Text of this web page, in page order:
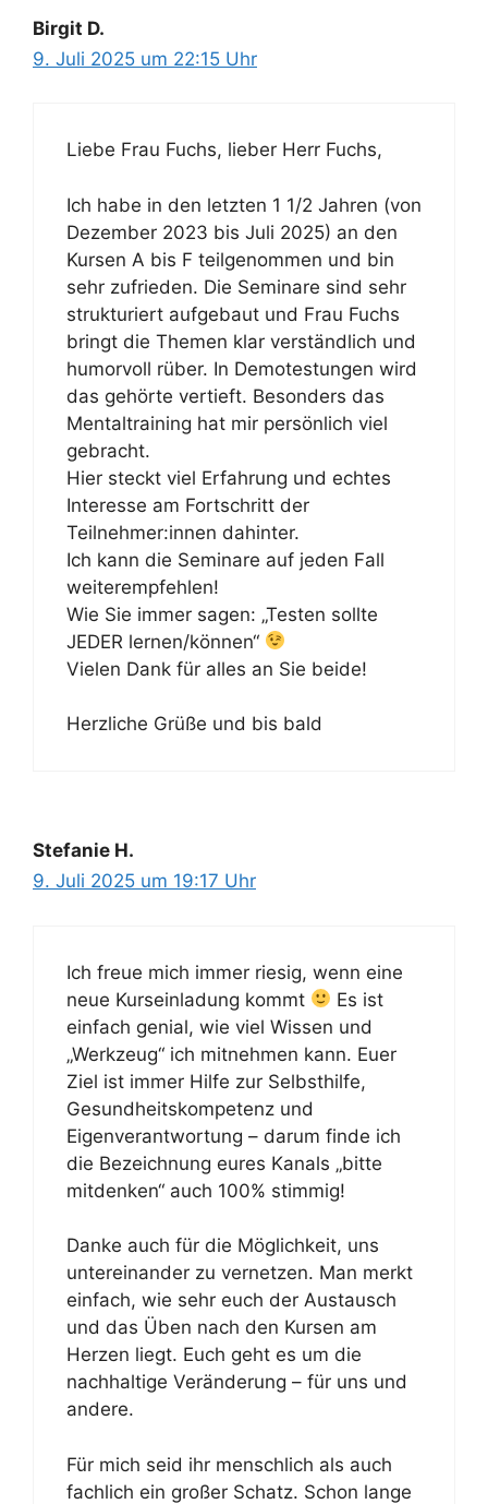
Birgit D.
9. Juli 2025 um 22:15 Uhr
Liebe Frau Fuchs, lieber Herr Fuchs,
Ich habe in den letzten 1 1/2 Jahren (von
Dezember 2023 bis Juli 2025) an den
Kursen A bis F teilgenommen und bin
sehr zufrieden. Die Seminare sind sehr
strukturiert aufgebaut und Frau Fuchs
bringt die Themen klar verständlich und
humorvoll rüber. In Demotestungen wird
das gehörte vertieft. Besonders das
Mentaltraining hat mir persönlich viel
gebracht.
Hier steckt viel Erfahrung und echtes
Interesse am Fortschritt der
Teilnehmer:innen dahinter.
Ich kann die Seminare auf jeden Fall
weiterempfehlen!
Wie Sie immer sagen: „Testen sollte
JEDER lernen/können“
Vielen Dank für alles an Sie beide!
Herzliche Grüße und bis bald
Stefanie H.
9. Juli 2025 um 19:17 Uhr
Ich freue mich immer riesig, wenn eine
neue Kurseinladung kommt
Es ist
einfach genial, wie viel Wissen und
„Werkzeug“ ich mitnehmen kann. Euer
Ziel ist immer Hilfe zur Selbsthilfe,
Gesundheitskompetenz und
Eigenverantwortung – darum finde ich
die Bezeichnung eures Kanals „bitte
mitdenken“ auch 100% stimmig!
Danke auch für die Möglichkeit, uns
untereinander zu vernetzen. Man merkt
einfach, wie sehr euch der Austausch
und das Üben nach den Kursen am
Herzen liegt. Euch geht es um die
nachhaltige Veränderung – für uns und
andere.
Für mich seid ihr menschlich als auch
fachlich ein großer Schatz. Schon lange